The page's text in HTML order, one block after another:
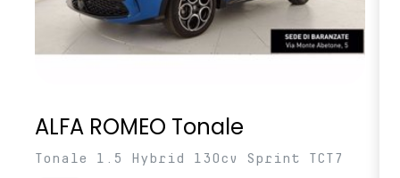
ALFA ROMEO Tonale
Tonale 1.5 Hybrid 130cv Sprint TCT7